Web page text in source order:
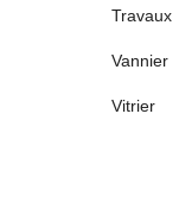
Travaux
Vannier
Vitrier